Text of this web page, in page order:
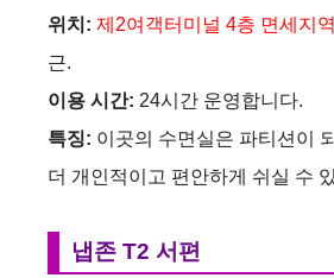
위치: 제2여객터미널 4층 면세지
근.
이용 시간: 24시간 운영합니다.
특징: 이곳의 수면실은 파티션이
더 개인적이고 편안하게 쉬실 수
냅존 T2 서편